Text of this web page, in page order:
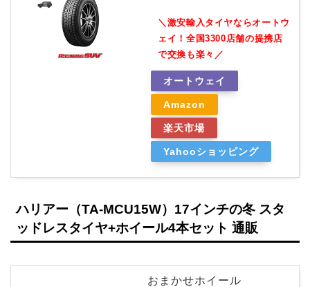
＼激安輸入タイヤならオートウ
ェイ！全国3300店舗の提携店
で交換も楽々／
オートウェイ
Amazon
楽天市場
Yahooショッピング
ハリアー（TA-MCU15W）17インチの冬 スタ
ッドレスタイヤ+ホイール4本セット 通販
おまかせホイール